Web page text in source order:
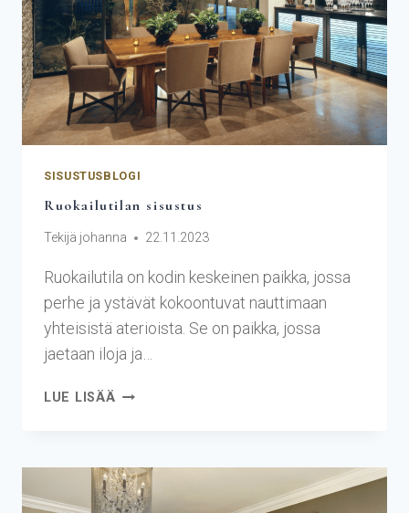
SISUSTUSBLOGI
Ruokailutilan sisustus
Tekijä johanna 22.11.2023
Ruokailutila on kodin keskeinen paikka, jossa
perhe ja ystävät kokoontuvat nauttimaan
yhteisistä aterioista. Se on paikka, jossa
jaetaan iloja ja…
LUE LISÄÄ